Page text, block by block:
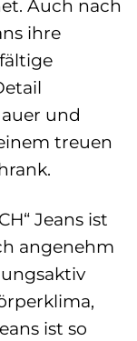
Auch nach
ihre
und
treuen
Jeans ist
angenehm
ist so